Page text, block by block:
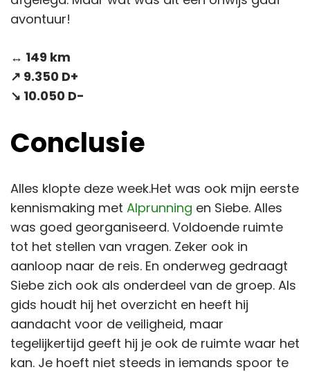
avontuur!
↔️ 149 km
↗️ 9.350 D+
↘️ 10.050 D-
Conclusie
Alles klopte deze week.Het was ook mijn eerste
kennismaking met Alprunning en Siebe. Alles
was goed georganiseerd. Voldoende ruimte
tot het stellen van vragen. Zeker ook in
aanloop naar de reis. En onderweg gedraagt
Siebe zich ook als onderdeel van de groep. Als
gids houdt hij het overzicht en heeft hij
aandacht voor de veiligheid, maar
tegelijkertijd geeft hij je ook de ruimte waar het
kan. Je hoeft niet steeds in iemands spoor te